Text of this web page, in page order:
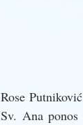
Rose
Sv. Ana